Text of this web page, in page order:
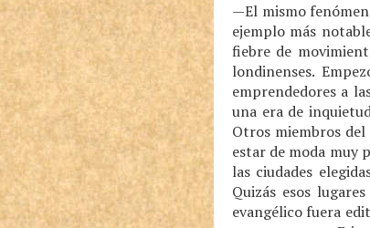
—El mismo
ejemplo más
fiebre de
londinenses.
emprendedores a
una era de
Otros miembros
estar de moda muy
las ciudades
Quizás esos
evangélico fuera